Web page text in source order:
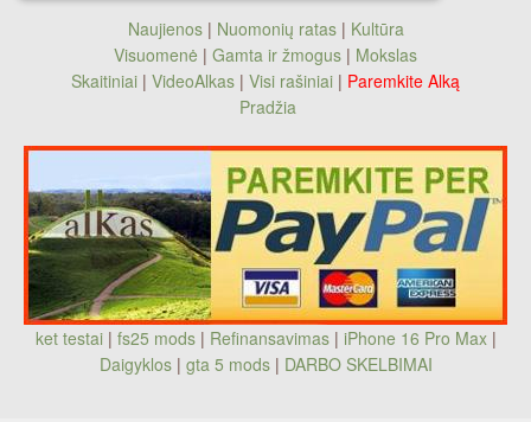
Naujienos| Nuomonių ratas| Kultūra
Visuomenė | Gamta ir žmogus | Mokslas
Skaitiniai | VideoAlkas | Visi rašiniai | Paremkite Alką
Pradžia
ket testai | fs25 mods| Refinansavimas| iPhone 16 Pro Max|
Daigyklos| gta 5 mods | DARBO SKELBIMAI